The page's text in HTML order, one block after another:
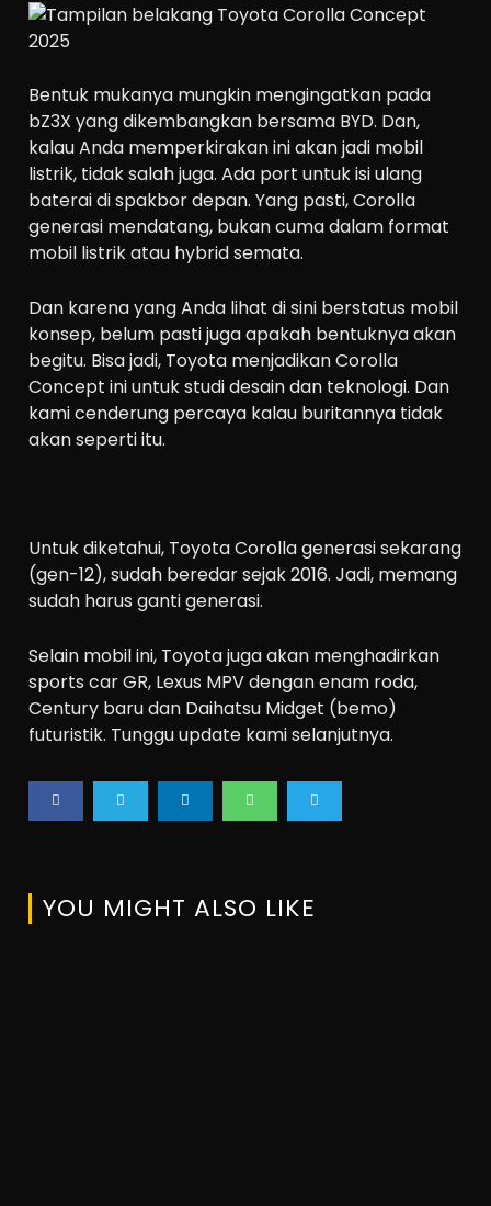
Bentuk mukanya mungkin mengingatkan pada
bZ3X yang dikembangkan bersama BYD. Dan,
kalau Anda memperkirakan ini akan jadi mobil
listrik, tidak salah juga. Ada port untuk isi ulang
baterai di spakbor depan. Yang pasti, Corolla
generasi mendatang, bukan cuma dalam format
mobil listrik atau hybrid semata.
Dan karena yang Anda lihat di sini berstatus mobil
konsep, belum pasti juga apakah bentuknya akan
begitu. Bisa jadi, Toyota menjadikan Corolla
Concept ini untuk studi desain dan teknologi. Dan
kami cenderung percaya kalau buritannya tidak
akan seperti itu.
Untuk diketahui, Toyota Corolla generasi sekarang
(gen-12), sudah beredar sejak 2016. Jadi, memang
sudah harus ganti generasi.
Selain mobil ini, Toyota juga akan menghadirkan
sports car GR, Lexus MPV dengan enam roda,
Century baru dan Daihatsu Midget (bemo)
futuristik. Tunggu update kami selanjutnya.
YOU MIGHT ALSO LIKE